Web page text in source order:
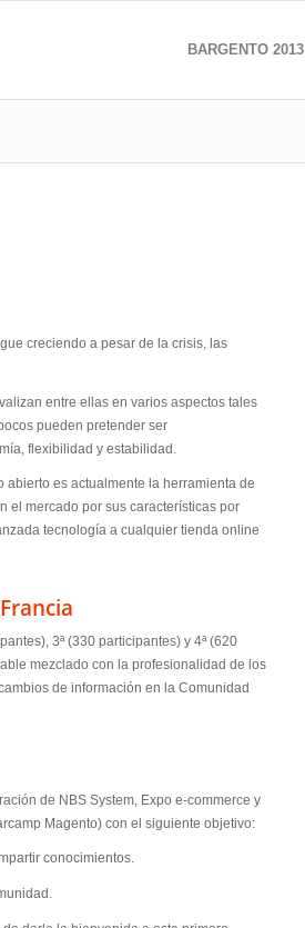
BARGENTO 2013
creciendo a pesar de la crisis, las
entre ellas en varios aspectos tales
pueden pretender ser
flexibilidad y estabilidad.
es actualmente la herramienta de
el mercado por sus características por
tecnología a cualquier tienda online
3ª (330 participantes) y 4ª (620
mezclado con la profesionalidad de los
de información en la Comunidad
de NBS System, Expo e-commerce y
Magento) con el siguiente objetivo:
conocimientos.